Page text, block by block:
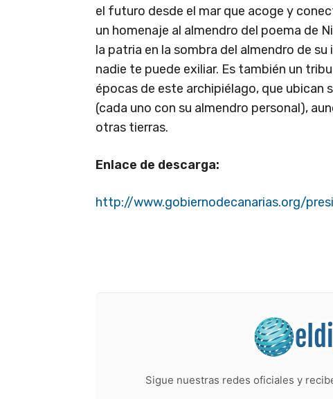
el futuro desde el mar que acoge y
un homenaje al almendro del poema de
la patria en la sombra del almendro de
nadie te puede exiliar. Es también un
épocas de este archipiélago, que ubican
(cada uno con su almendro personal),
otras tierras.
Enlace de descarga:
http://www.gobiernodecanarias.org/
Sigue nuestras redes oficiales y